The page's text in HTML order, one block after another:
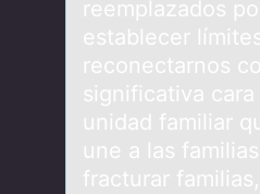
reemplazados
establecer
reconectarnos
significativa
unidad familiar
une a las
fracturar